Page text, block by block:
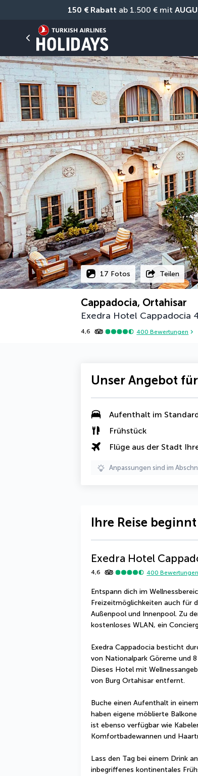
150 € Rabatt ab 1.500 € mit
17 Fotos Teilen
Cappadocia, Ortahisar
Exedra Hotel Cappadocia
4,6 400 Bewertungen
Unser Angebot
Aufenthalt im
Frühstück
Flüge aus der Stadt
Anpassungen sind im
Ihre Reise
Exedra Hotel
4,6 400 Bewertungen
Entspann dich im
Freizeitmöglichkeiten auch für
Außenpool und Innenpool. Zu
kostenloses WLAN, ein
Exedra Cappadocia besticht
von Nationalpark Göreme und
Dieses Hotel mit
von Burg Ortahisar entfernt.
Buche einen Aufenthalt in
haben eigene möblierte
ist ebenso verfügbar wie
Komfortbadewannen und
Lass den Tag bei einem Drink
inbegriffenes kontinentales